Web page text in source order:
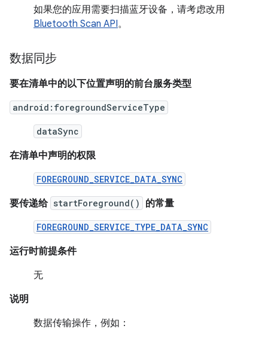
如果您的应用需要扫描蓝牙设备，请考虑改用
Bluetooth Scan API。
数据同步
要在清单中的以下位置声明的前台服务类型
android:foregroundServiceType
dataSync
在清单中声明的权限
FOREGROUND_SERVICE_DATA_SYNC
要传递给 startForeground() 的常量
FOREGROUND_SERVICE_TYPE_DATA_SYNC
运行时前提条件
无
说明
数据传输操作，例如：